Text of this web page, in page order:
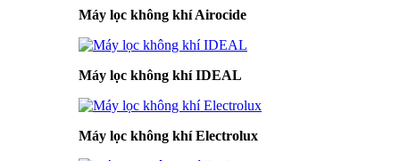
Máy lọc không khí Airocide
Máy lọc không khí IDEAL
Máy lọc không khí Electrolux